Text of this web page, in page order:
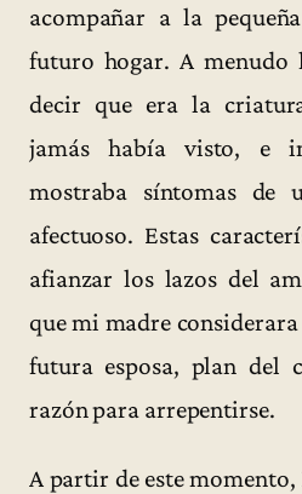
acompañar a la
futuro hogar. A
decir que era la
jamás había visto, e
mostraba síntomas de
afectuoso. Estas
afianzar los lazos del
que mi madre
futura esposa, plan del
razón para arrepentirse.
A partir de este momento,